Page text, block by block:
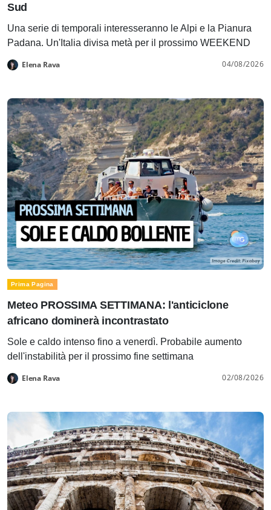
Sud
Una serie di temporali interesseranno le Alpi e la Pianura
Padana. Un'Italia divisa metà per il prossimo WEEKEND
Elena Rava 04/08/2026
Prima Pagina
Meteo PROSSIMA SETTIMANA: l'anticiclone
africano dominerà incontrastato
Sole e caldo intenso fino a venerdì. Probabile aumento
dell'instabilità per il prossimo fine settimana
Elena Rava 02/08/2026